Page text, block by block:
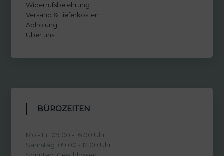
Widerrufsbelehrung
Versand & Lieferkosten
Abholung
Über uns
BÜROZEITEN
Mo - Fr: 09:00 - 16:00 Uhr
Samstag: 09:00 - 12:00 Uhr